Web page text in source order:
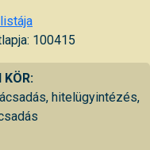
100415
KÖR:
hitelügyintézés,